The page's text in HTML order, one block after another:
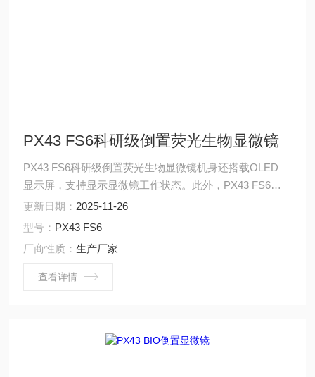
PX43 FS6科研级倒置荧光生物显微镜
PX43 FS6科研级倒置荧光生物显微镜机身还搭载OLED
显示屏，支持显示显微镜工作状态。此外，PX43 FS6还
具有“自动休眠“和智能亮度记忆功能，节能高效。
更新日期： 2025-11-26
型号： PX43 FS6
厂商性质：生产厂家
查看详情